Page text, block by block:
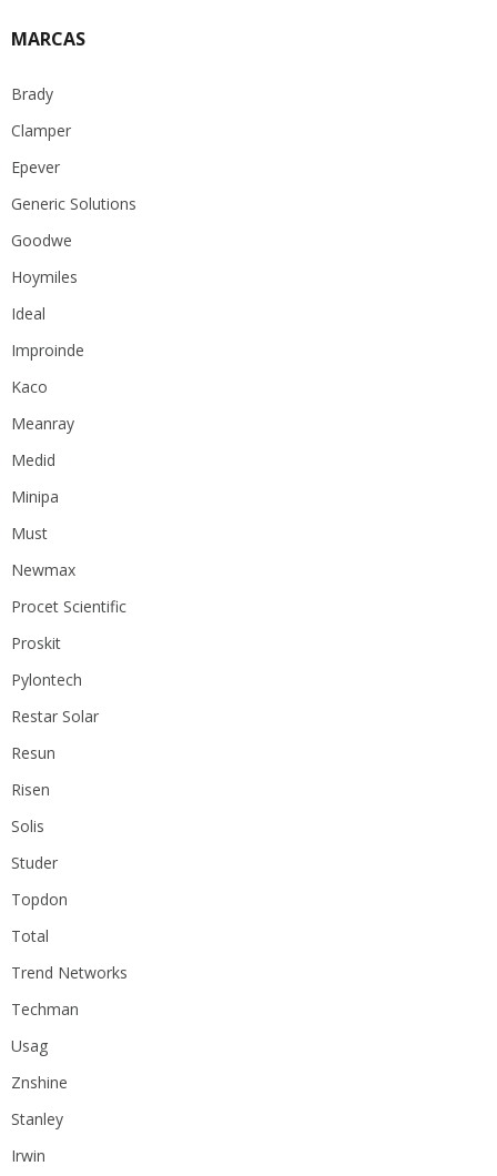
MARCAS
Brady
Clamper
Epever
Generic Solutions
Goodwe
Hoymiles
Ideal
Improinde
Kaco
Meanray
Medid
Minipa
Must
Newmax
Procet Scientific
Proskit
Pylontech
Restar Solar
Resun
Risen
Solis
Studer
Topdon
Total
Trend Networks
Techman
Usag
Znshine
Stanley
Irwin